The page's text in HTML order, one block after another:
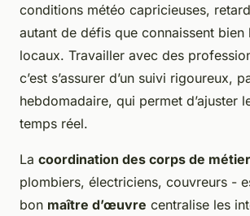
conditions météo capricieuses,
autant de défis que connaissent bien
locaux. Travailler avec des
c’est s’assurer d’un suivi rigoureux,
hebdomadaire, qui permet d’ajuster
temps réel.
La coordination des corps de métier
plombiers, électriciens, couvreurs -
bon maître d’œuvre centralise les